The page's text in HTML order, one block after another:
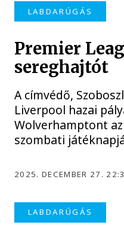
LABDARÚGÁS
Premier
sereghajtót
A címvédő,
Liverpool hazai
Wolverhamptont
szombati
2025. DECEMBER 27.
LABDARÚGÁS